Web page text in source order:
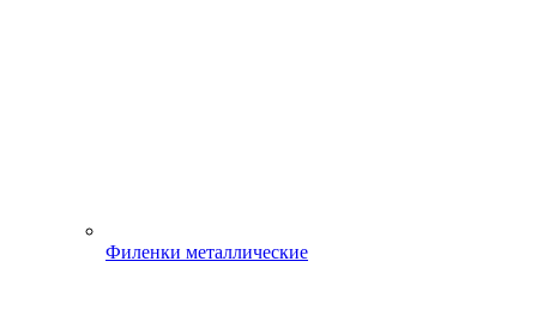
Филенки металлические